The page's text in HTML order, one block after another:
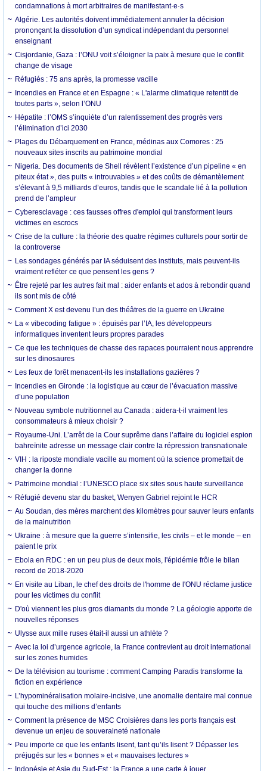
condamnations à mort arbitraires de manifestant·e·s
Algérie. Les autorités doivent immédiatement annuler la décision
prononçant la dissolution d’un syndicat indépendant du personnel
enseignant
Cisjordanie, Gaza : l’ONU voit s’éloigner la paix à mesure que le conflit
change de visage
Réfugiés : 75 ans après, la promesse vacille
Incendies en France et en Espagne : « L'alarme climatique retentit de
toutes parts », selon l’ONU
Hépatite : l’OMS s’inquiète d’un ralentissement des progrès vers
l’élimination d’ici 2030
Plages du Débarquement en France, médinas aux Comores : 25
nouveaux sites inscrits au patrimoine mondial
Nigeria. Des documents de Shell révèlent l’existence d’un pipeline « en
piteux état », des puits « introuvables » et des coûts de démantèlement
s’élevant à 9,5 milliards d’euros, tandis que le scandale lié à la pollution
prend de l’ampleur
Cyberesclavage : ces fausses offres d'emploi qui transforment leurs
victimes en escrocs
Crise de la culture : la théorie des quatre régimes culturels pour sortir de
la controverse
Les sondages générés par IA séduisent des instituts, mais peuvent-ils
vraiment refléter ce que pensent les gens ?
Être rejeté par les autres fait mal : aider enfants et ados à rebondir quand
ils sont mis de côté
Comment X est devenu l’un des théâtres de la guerre en Ukraine
La « vibecoding fatigue » : épuisés par l’IA, les développeurs
informatiques inventent leurs propres parades
Ce que les techniques de chasse des rapaces pourraient nous apprendre
sur les dinosaures
Les feux de forêt menacent-ils les installations gazières ?
Incendies en Gironde : la logistique au cœur de l’évacuation massive
d’une population
Nouveau symbole nutritionnel au Canada : aidera-t-il vraiment les
consommateurs à mieux choisir ?
Royaume-Uni. L’arrêt de la Cour suprême dans l’affaire du logiciel espion
bahreïnite adresse un message clair contre la répression transnationale
VIH : la riposte mondiale vacille au moment où la science promettait de
changer la donne
Patrimoine mondial : l’UNESCO place six sites sous haute surveillance
Réfugié devenu star du basket, Wenyen Gabriel rejoint le HCR
Au Soudan, des mères marchent des kilomètres pour sauver leurs enfants
de la malnutrition
Ukraine : à mesure que la guerre s’intensifie, les civils – et le monde – en
paient le prix
Ebola en RDC : en un peu plus de deux mois, l'épidémie frôle le bilan
record de 2018-2020
En visite au Liban, le chef des droits de l'homme de l'ONU réclame justice
pour les victimes du conflit
D'où viennent les plus gros diamants du monde ? La géologie apporte de
nouvelles réponses
Ulysse aux mille ruses était-il aussi un athlète ?
Avec la loi d’urgence agricole, la France contrevient au droit international
sur les zones humides
De la télévision au tourisme : comment Camping Paradis transforme la
fiction en expérience
L’hypominéralisation molaire-incisive, une anomalie dentaire mal connue
qui touche des millions d’enfants
Comment la présence de MSC Croisières dans les ports français est
devenue un enjeu de souveraineté nationale
Peu importe ce que les enfants lisent, tant qu’ils lisent ? Dépasser les
préjugés sur les « bonnes » et « mauvaises lectures »
Indonésie et Asie du Sud-Est : la France a une carte à jouer